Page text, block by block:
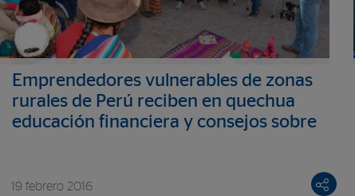
Emprendedores vulnerables de zonas
rurales de Perú reciben en quechua
educación financiera y consejos sobre
19 febrero 2016